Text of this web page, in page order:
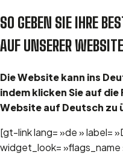
SO GEBEN SIE IHRE
AUF UNSERER
Die Website kann ins
indem klicken Sie auf
Website auf Deutsch zu
[gt-link lang= »de » label=
widget_look= »flags_name